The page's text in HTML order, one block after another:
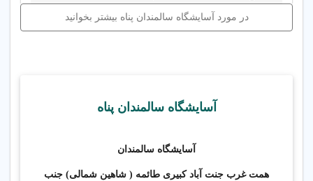
09126117716
|
09128239946
دلسوز و حرفه‌ای، خدمات شبانه‌روزی در سطح
🩺 ویزیت منظم پزشک متخصص
👩‍⚕️ حضور ۲۴ ساعته پرستار مجرب
در مورد آسایشگاه سالمندان پناه بیشتر بخوانید
آسایشگاه سالمندان پناه
آسایشگاه سالمندان
همت غرب جنت آباد کبیری طائمه ( شاهین شمالی) جنب